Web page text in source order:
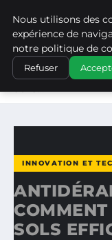
LA
ACCUEIL
ANTIDÉRAPANT
INNOVATION ET
COMMENT
SOLS
Nous utilisons des
expérience de
notre politique de
Refuser